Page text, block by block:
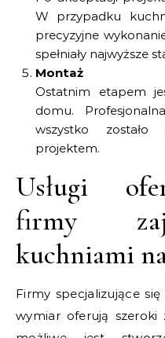
W przypadku
precyzyjne
spełniały najwyższe
Montaż
Ostatnim etapem
domu.
wszystko zostało
projektem.
Usługi
firmy
kuchniami
Firmy specjalizujące
wymiar oferują szeroki